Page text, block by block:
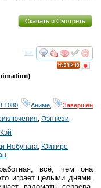
Скачать и Смотреть
смотреть
)
1080 Аниме Завершён
Фэнтези
Нобунага Юитиро
всё, чем она
играет целыми днями.